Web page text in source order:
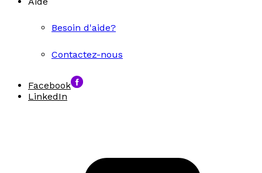
Besoin d'aide?
Contactez-nous
Facebook
LinkedIn